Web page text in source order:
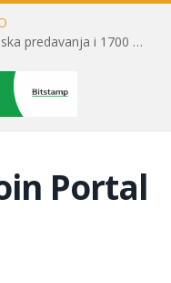
Toni Milun postao “milijarder”! Vrhunska predavanja i 1700 posjetitelja obilježili su mjesec financijske pismenosti
Portal